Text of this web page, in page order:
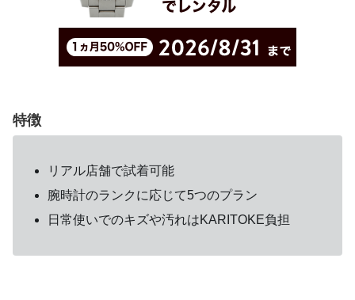
特徴
リアル店舗で試着可能
腕時計のランクに応じて5つのプラン
日常使いでのキズや汚れはKARITOKE負担